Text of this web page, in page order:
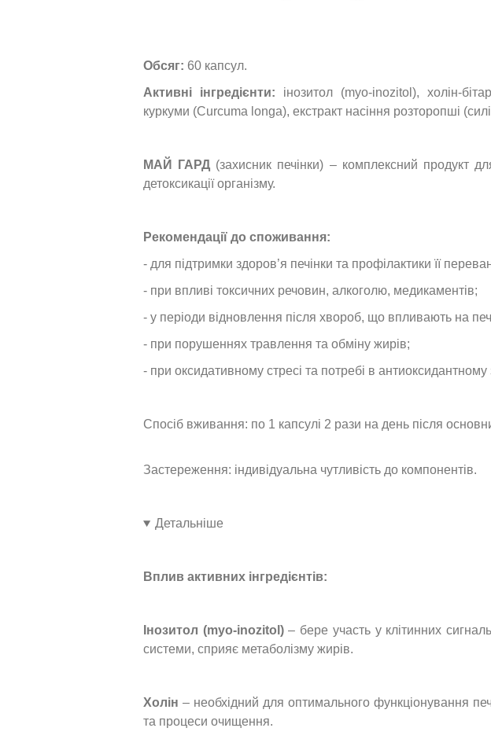
Обсяг: 60 капсул.
Активні інгредієнти: інозитол (myo-inozitol), холін-
куркуми (Curcuma longa), екстракт насіння розторопші
МАЙ ГАРД (захисник печінки) – комплексний продукт
детоксикації організму.
Рекомендації до споживання:
- для підтримки здоров’я печінки та профілактики її
- при впливі токсичних речовин, алкоголю, медикаментів;
- у періоди відновлення після хвороб, що впливають на
- при порушеннях травлення та обміну жирів;
- при оксидативному стресі та потребі в антиоксидантному
Спосіб вживання: по 1 капсулі 2 рази на день після
Застереження: індивідуальна чутливість до компонентів.
Детальніше
Вплив активних інгредієнтів:
Інозитол (myo-inozitol)– бере участь у клітинних
системи, сприяє метаболізму жирів.
Холін – необхідний для оптимального функціонування
та процеси очищення.